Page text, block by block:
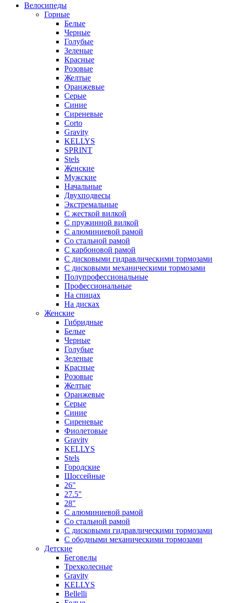
Велосипеды
Горные
Белые
Черные
Голубые
Зеленые
Красные
Розовые
Желтые
Оранжевые
Серые
Синие
Сиреневые
Corto
Gravity
KELLYS
SPRINT
Stels
Женские
Мужские
Начальные
Двухподвесы
Экстремальные
С жесткой вилкой
С пружинной вилкой
С алюминиевой рамой
Со стальной рамой
С карбоновой рамой
С дисковыми гидравлическими тормозами
С дисковыми механическими тормозами
Полупрофессиональные
Профессиональные
На спицах
На дисках
Женские
Гибридные
Белые
Черные
Голубые
Зеленые
Красные
Розовые
Желтые
Оранжевые
Серые
Синие
Сиреневые
Фиолетовые
Gravity
KELLYS
Stels
Городские
Шоссейные
26"
27.5"
28"
С алюминиевой рамой
Со стальной рамой
С дисковыми гидравлическими тормозами
С ободными механическими тормозами
Детские
Беговелы
Трехколесные
Gravity
KELLYS
Bellelli